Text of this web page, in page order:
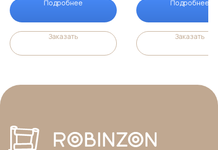
Подробнее
Заказать
Подробнее
Заказать